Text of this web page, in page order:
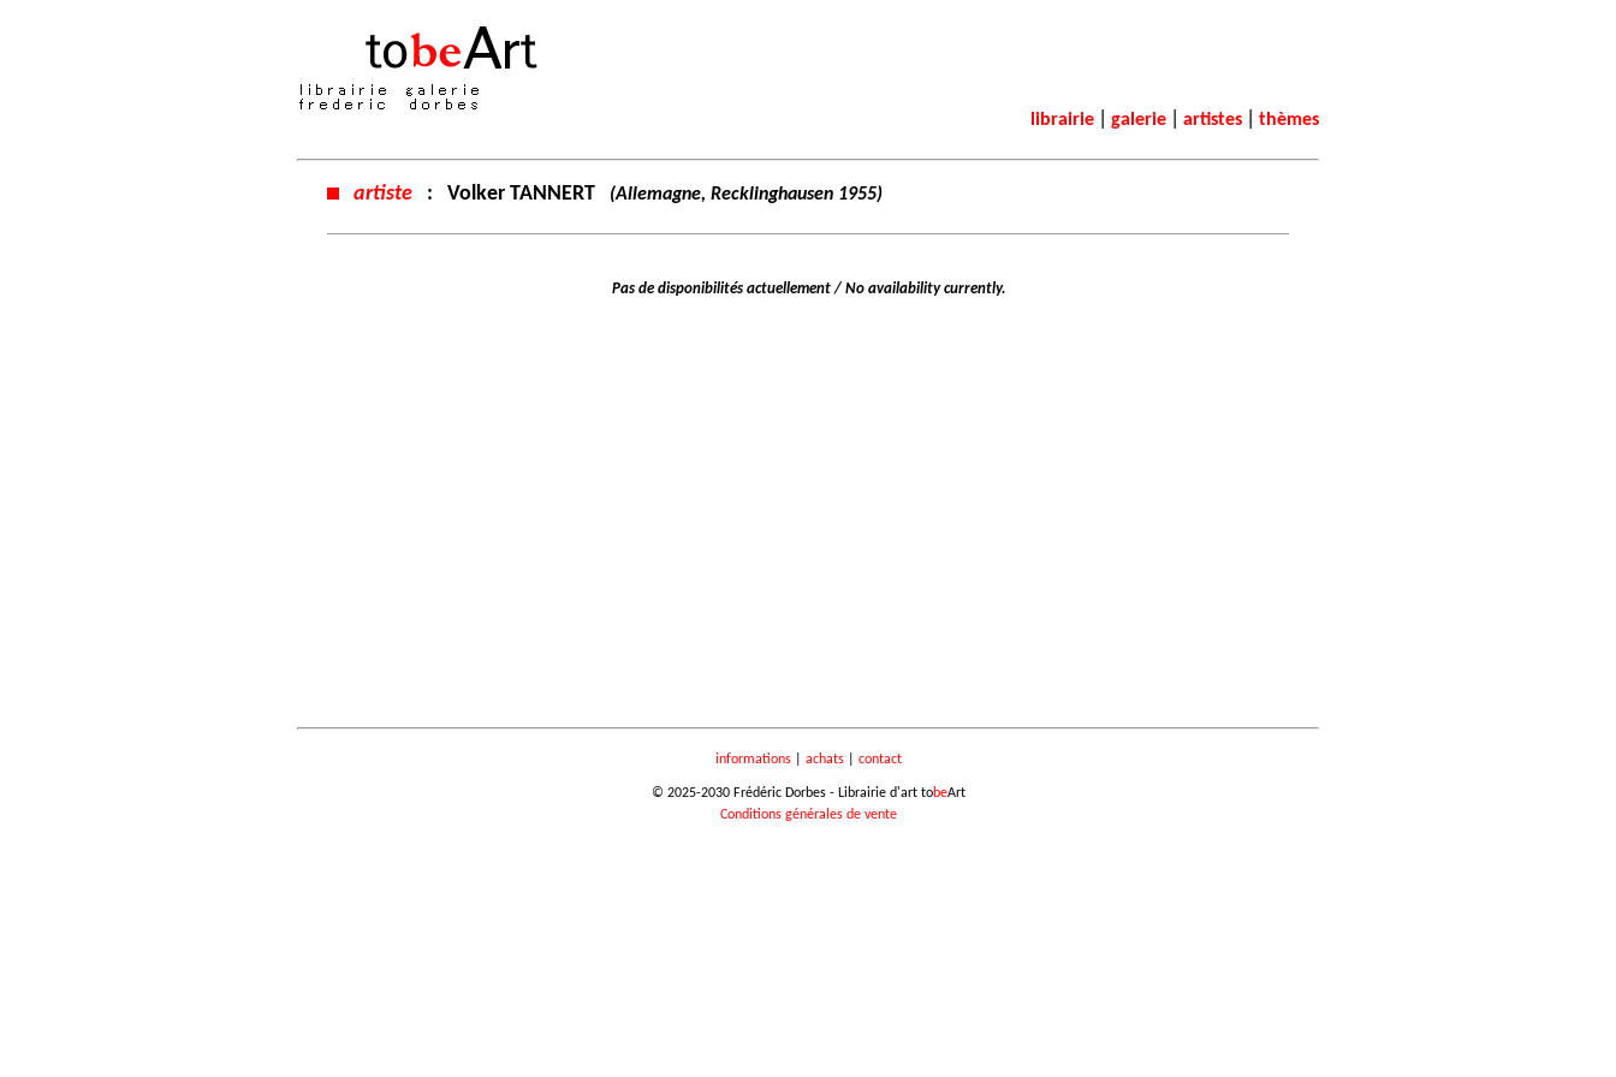
librairie galerie artistes thèmes
artiste : Volker TANNERT (Allemagne, Recklinghausen 1955)
Pas de disponibilités actuellement / No availability currently.
informations| achats| contact
© 2025-2030 Frédéric Dorbes - Librairie d'art tobeArt
Conditions générales de vente